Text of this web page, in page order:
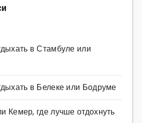
в Стамбуле или
в Белеке или Бодруме
Кемер, где лучше отдохнуть